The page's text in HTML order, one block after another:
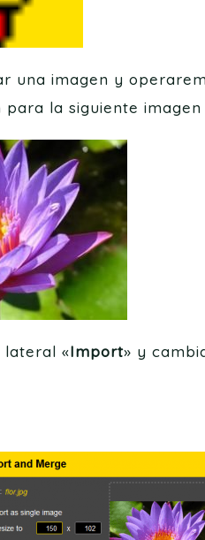
imagen y
la siguiente
lateral «Import» y